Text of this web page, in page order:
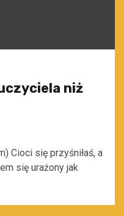
niż
Cioci się przyśniłaś, a
się urażony jak